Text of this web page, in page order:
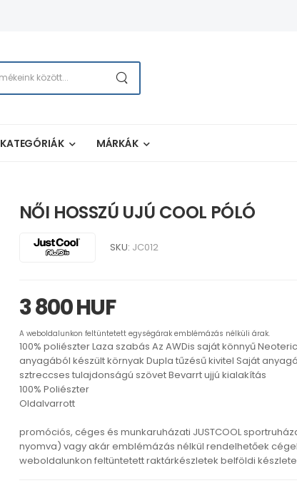
KATEGÓRIÁK MÁRKÁK
NŐI HOSSZÚ UJÚ COOL PÓLÓ
SKU: JC012
3 800 HUF
A weboldalunkon feltüntetett egységárak emblémázás nélküli árak.
100% poliészter Laza szabás Az AWDis saját könnyű
anyagából készült környak Dupla tűzésű kivitel Saját
sztreccses tulajdonságú szövet Bevarrt ujjú kialakítás
100% Poliészter
Oldalvarrott
promóciós, céges és munkaruházati JUSTCOOL
nyomva) vagy akár emblémázás nélkül rendelhetőek
weboldalunkon feltüntetett raktárkészletek belföldi